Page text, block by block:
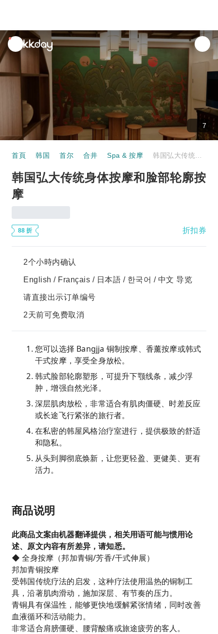
unread
notifications
7
首頁 韩国 首尔 合井 Spa & 按摩
韩国弘大传统身体按摩和脸部轮廓按
摩
88 折 折扣券
2个小時内确认
English / Français / 日本語 / 한국어 / 中文 导览
请直接出示订单编号
2天前可免费取消
您可以选择 Bangjja 铜制按摩、香薰按摩或韩式
干式按摩，享受全身放松。
韩式脸部轮廓塑形，可提升下颚线条，减少浮
肿，增强自然光泽。
深层肌肉放松，非常适合有肌肉僵硬、时差反应
或长途飞行紧张的旅行者。
在私密的韩屋风格治疗室进行，提供极致的舒适
和隐私。
从头到脚彻底焕新，让您更轻盈、更健美、更有
活力。
商品说明
此商品文案由机器翻译提供，相关用语可能与惯用论
述、原文内容有所差异，请知悉。
◆ 全身按摩（邦加青铜/芳香/干式伸展）
邦加青铜按摩
受韩国传统疗法的启发，这种疗法使用温热的铜制工
具，沿著肌肉滑动，施加深层、有节奏的压力。
青铜具有保温性，能够更快地缓解紧张情绪，同时改善
血液循环和活动能力。
非常适合肩膀僵硬、腰背酸痛或旅途疲劳的客人。